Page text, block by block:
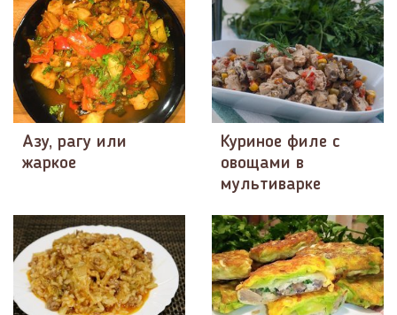
Азу, рагу или
жаркое
Куриное филе с
овощами в
мультиварке